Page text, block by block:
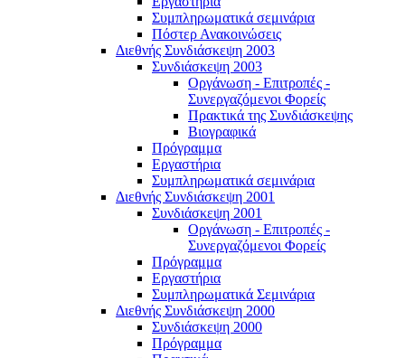
Συμπληρωματικά σεμινάρια
Πόστερ Ανακοινώσεις
Διεθνής Συνδιάσκεψη 2003
Συνδιάσκεψη 2003
Οργάνωση - Επιτροπές -
Συνεργαζόμενοι Φορείς
Πρακτικά της Συνδιάσκεψης
Βιογραφικά
Πρόγραμμα
Εργαστήρια
Συμπληρωματικά σεμινάρια
Διεθνής Συνδιάσκεψη 2001
Συνδιάσκεψη 2001
Οργάνωση - Επιτροπές -
Συνεργαζόμενοι Φορείς
Πρόγραμμα
Εργαστήρια
Συμπληρωματικά Σεμινάρια
Διεθνής Συνδιάσκεψη 2000
Συνδιάσκεψη 2000
Πρόγραμμα